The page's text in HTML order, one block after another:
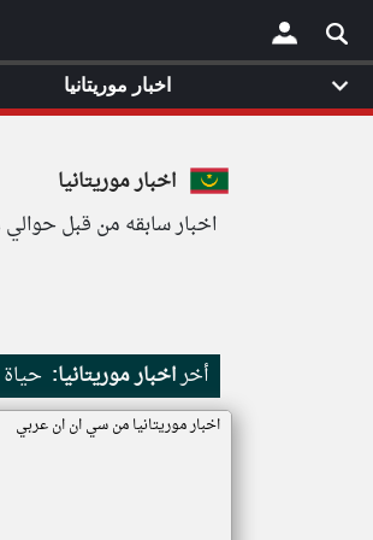
×
اخبار موريتانيا
اخبار سابقه من قبل حوالي ١٦ ساعة
أخراخبار موريتانيا:
اخبار موريتانيا من سي ان ان عربي
اخبار موريتانيا